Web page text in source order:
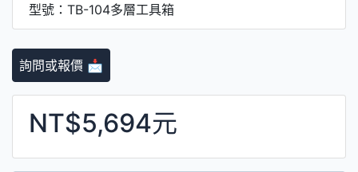
型號：TB-104多層工具箱
詢問或報價 📩
NT$5,694元